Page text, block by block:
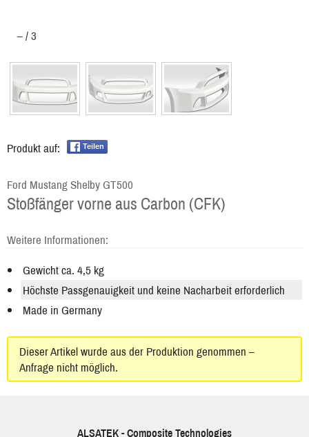
–/3
Produkt auf: Teilen
Ford Mustang Shelby GT500
Stoßfänger vorne aus Carbon (CFK)
Weitere Informationen:
Gewicht ca. 4,5 kg
Höchste Passgenauigkeit und keine Nacharbeit erforderlich
Made in Germany
Dieser Artikel wurde aus der Produktion genommen –
Anfrage nicht möglich.
ALSATEK - Composite Technologies